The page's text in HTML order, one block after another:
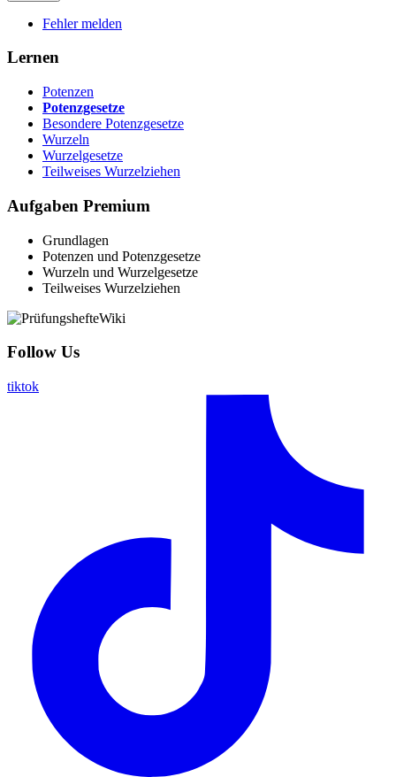
Fehler melden
Lernen
Potenzen
Potenzgesetze
Besondere Potenzgesetze
Wurzeln
Wurzelgesetze
Teilweises Wurzelziehen
Aufgaben Premium
Grundlagen
Potenzen und Potenzgesetze
Wurzeln und Wurzelgesetze
Teilweises Wurzelziehen
Follow Us
tiktok